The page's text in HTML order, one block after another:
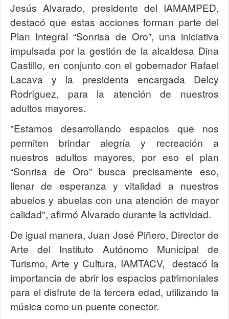
Jesús Alvarado, presidente del IAMAMPED,
destacó que estas acciones forman parte del
Plan Integral “Sonrisa de Oro”, una iniciativa
impulsada por la gestión de la alcaldesa Dina
Castillo, en conjunto con el gobernador Rafael
Lacava y la presidenta encargada Delcy
Rodríguez, para la atención de nuestros
adultos mayores.
"Estamos desarrollando espacios que nos
permiten brindar alegría y recreación a
nuestros adultos mayores, por eso el plan
“Sonrisa de Oro” busca precisamente eso,
llenar de esperanza y vitalidad a nuestros
abuelos y abuelas con una atención de mayor
calidad", afirmó Alvarado durante la actividad.
De igual manera, Juan José Piñero, Director de
Arte del Instituto Autónomo Municipal de
Turismo, Arte y Cultura, IAMTACV, destacó la
importancia de abrir los espacios patrimoniales
para el disfrute de la tercera edad, utilizando la
música como un puente conector.